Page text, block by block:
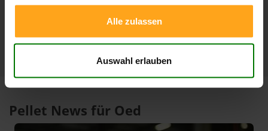
Alle zulassen
Auswahl erlauben
1 Jahr 424,99 €
10.02.2026
305,33 €
Pellet News für Oed